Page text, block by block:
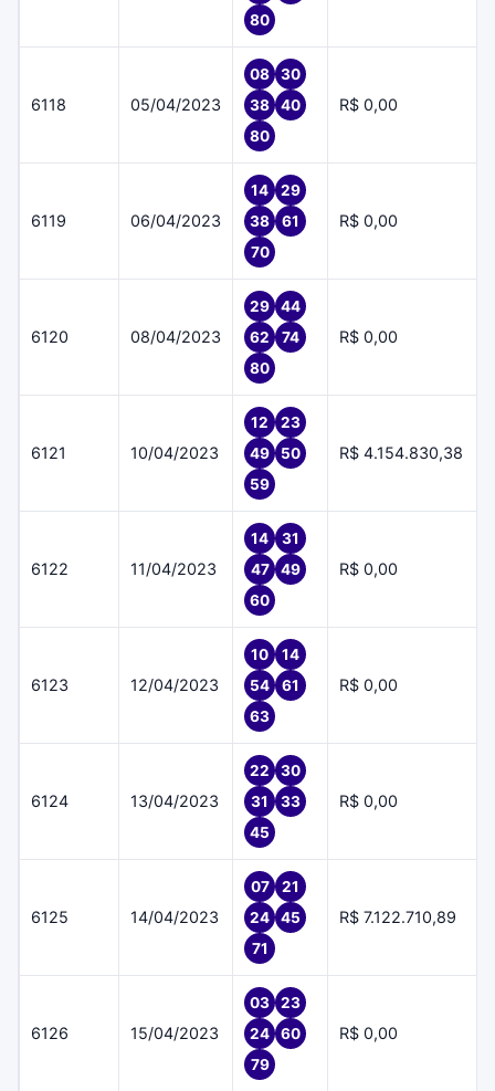
80
6118 05/04/2023
08
30
38
40
80
R$ 0,00
6119 06/04/2023
14
29
38
61
70
R$ 0,00
6120 08/04/2023
29
44
62
74
80
R$ 0,00
6121 10/04/2023
12
23
49
50
59
R$ 4.154.830,38
6122 11/04/2023
14
31
47
49
60
R$ 0,00
6123 12/04/2023
10
14
54
61
63
R$ 0,00
6124 13/04/2023
22
30
31
33
45
R$ 0,00
6125 14/04/2023
07
21
24
45
71
R$ 7.122.710,89
6126 15/04/2023
03
23
24
60
79
R$ 0,00